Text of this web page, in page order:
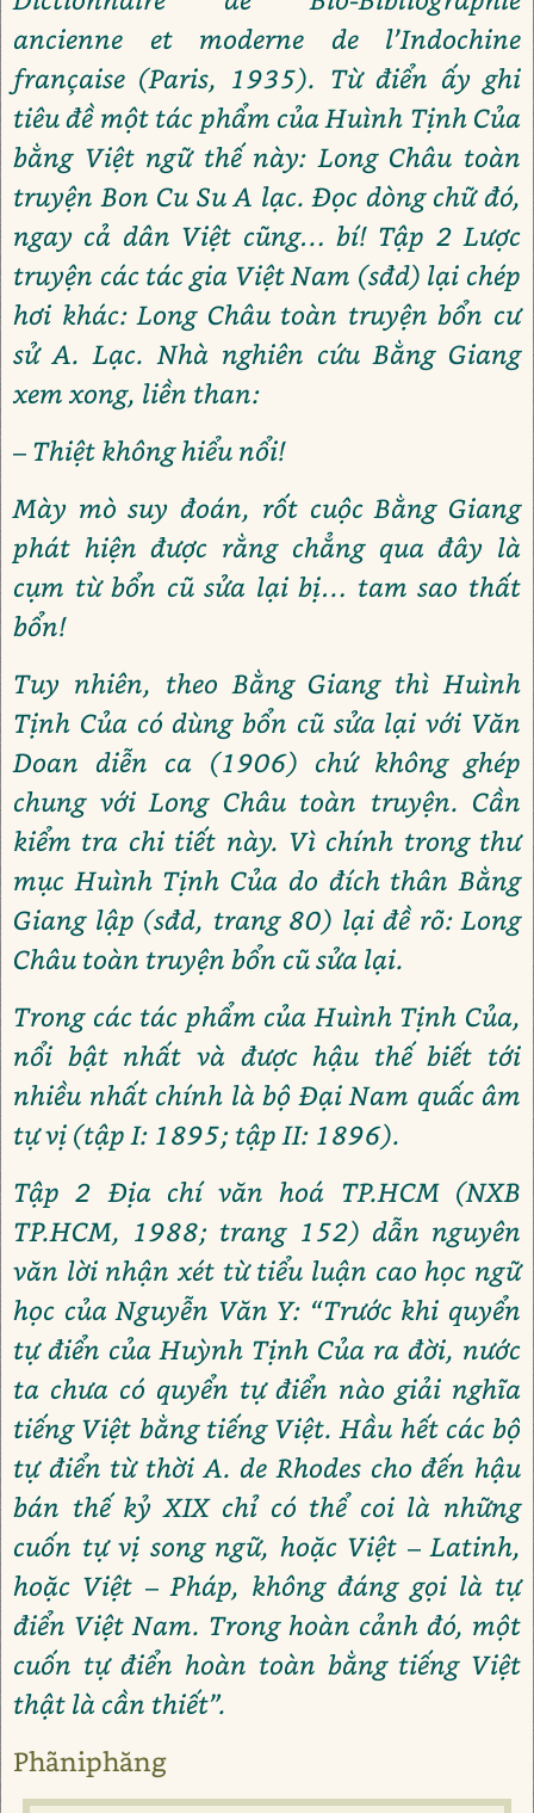
ancienne et moderne de l’Indochine
française (Paris, 1935). Từ điển ấy ghi
tiêu đề một tác phẩm của Huình Tịnh Của
bằng Việt ngữ thế này: Long Châu toàn
truyện Bon Cu Su A lạc. Đọc dòng chữ đó,
ngay cả dân Việt cũng… bí! Tập 2 Lược
truyện các tác gia Việt Nam (sđd) lại chép
hơi khác: Long Châu toàn truyện bổn cư
sử A. Lạc. Nhà nghiên cứu Bằng Giang
xem xong, liền than:
– Thiệt không hiểu nổi!
Mày mò suy đoán, rốt cuộc Bằng Giang
phát hiện được rằng chẳng qua đây là
cụm từ bổn cũ sửa lại bị… tam sao thất
bổn!
Tuy nhiên, theo Bằng Giang thì Huình
Tịnh Của có dùng bổn cũ sửa lại với Văn
Doan diễn ca (1906) chứ không ghép
chung với Long Châu toàn truyện. Cần
kiểm tra chi tiết này. Vì chính trong thư
mục Huình Tịnh Của do đích thân Bằng
Giang lập (sđd, trang 80) lại đề rõ: Long
Châu toàn truyện bổn cũ sửa lại.
Trong các tác phẩm của Huình Tịnh Của,
nổi bật nhất và được hậu thế biết tới
nhiều nhất chính là bộ Đại Nam quấc âm
tự vị (tập I: 1895; tập II: 1896).
Tập 2 Địa chí văn hoá TP.HCM (NXB
TP.HCM, 1988; trang 152) dẫn nguyên
văn lời nhận xét từ tiểu luận cao học ngữ
học của Nguyễn Văn Y: “Trước khi quyển
tự điển của Huỳnh Tịnh Của ra đời, nước
ta chưa có quyển tự điển nào giải nghĩa
tiếng Việt bằng tiếng Việt. Hầu hết các bộ
tự điển từ thời A. de Rhodes cho đến hậu
bán thế kỷ XIX chỉ có thể coi là những
cuốn tự vị song ngữ, hoặc Việt – Latinh,
hoặc Việt – Pháp, không đáng gọi là tự
điển Việt Nam. Trong hoàn cảnh đó, một
cuốn tự điển hoàn toàn bằng tiếng Việt
thật là cần thiết”.
Phãniphăng